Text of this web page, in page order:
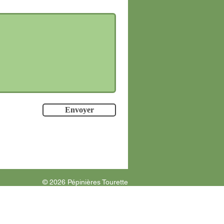
Envoyer
​​​​© 2026 Pépinières Tourette